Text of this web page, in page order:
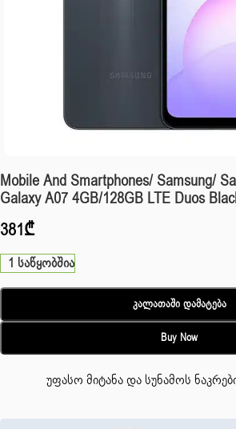
Mobile And Smartphones/ Samsung/
Galaxy A07 4GB/128GB LTE Duos
381₾
1 საწყობშია
Კალათაში Დამატება
Buy Now
უფასო მიტანა და სუნამოს